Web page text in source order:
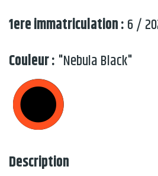
1ere immatriculation :6 /
Couleur : "Nebula Black"
Description